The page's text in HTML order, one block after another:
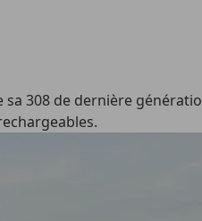
308 de dernière